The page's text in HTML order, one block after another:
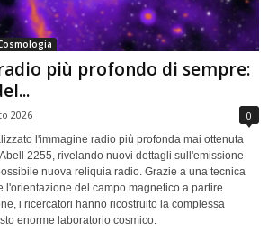
più profondo di sempre:
2026 0
l'immagine radio più profonda mai ottenuta
2255, rivelando nuovi dettagli sull'emissione
nuova reliquia radio. Grazie a una tecnica
l'orientazione del campo magnetico a partire
i ricercatori hanno ricostruito la complessa
enorme laboratorio cosmico.